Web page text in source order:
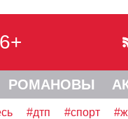
РОМАНОВЫ
#дтп #спорт